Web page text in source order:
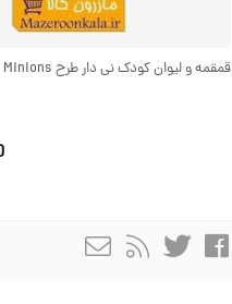
قمقمه و لیوان کودک نی دار طرح Minions مینیون OLV-001